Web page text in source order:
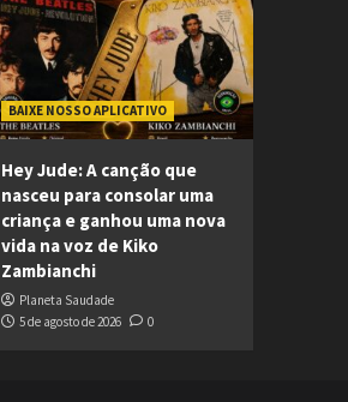
BAIXE NOSSO APLICATIVO
Hey Jude: A canção que
nasceu para consolar uma
criança e ganhou uma nova
vida na voz de Kiko
Zambianchi
Planeta Saudade
5 de agosto de 2026
0